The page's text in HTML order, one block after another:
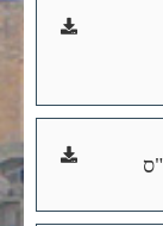
تحميل
النموذج
تحميل
النموذج